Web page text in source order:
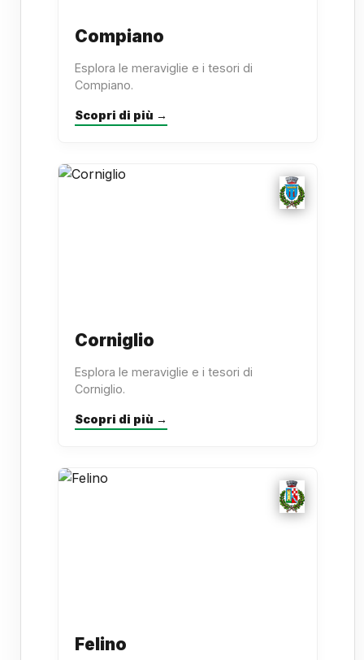
Compiano
Esplora le meraviglie e i tesori di
Compiano.
Scopri di più →
Corniglio
Esplora le meraviglie e i tesori di
Corniglio.
Scopri di più →
Felino